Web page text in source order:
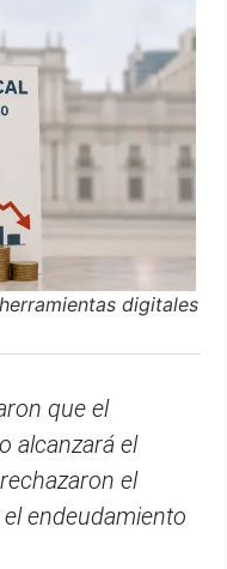
digitales
que el
alcanzará el
el
endeudamiento